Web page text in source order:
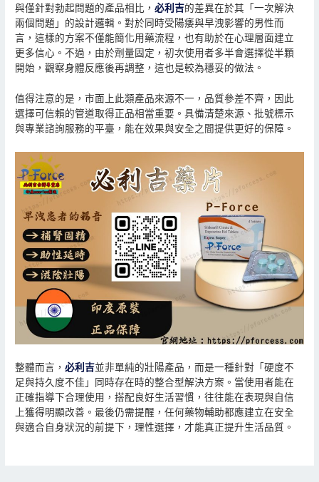
與僅針對勃起問題的產品相比，必利吉的差異在於其「一次解決
兩個問題」的設計邏輯。對於同時受陽痿與早洩影響的男性而
言，這樣的方案不僅能簡化用藥流程，也有助於在心理層面建立
更多信心。不過，由於劑量固定，初次使用者多半會選擇從半顆
開始，觀察身體反應後再調整，這也是較為穩妥的做法。
值得注意的是，市面上此類產品來源不一，品質參差不齊，因此
選擇可信賴的管道取得正品相當重要。具備清楚來源、批號標示
與專業諮詢服務的平臺，能在效果與安全之間提供更好的保障。
整體而言，必利吉並非單純的壯陽產品，而是一種針對「硬度不
足與持久度不佳」同時存在時的整合型解決方案。當使用者能在
正確指導下合理使用，搭配良好生活習慣，往往能在表現與自信
上獲得明顯改善。最後仍需提醒，任何藥物輔助都應建立在安全
與適合自身狀況的前提下，理性選擇，才能真正提升生活品質。